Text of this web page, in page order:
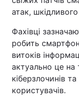
атак,
Фахівці
робить
витоків
актуально це на
кіберзлочинів
користувачів.